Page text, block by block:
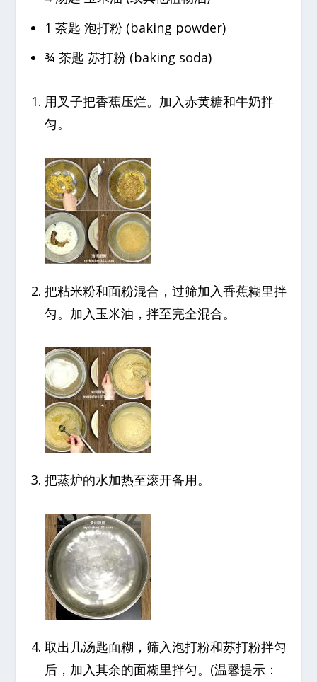
1 茶匙 泡打粉 (baking powder)
¾ 茶匙 苏打粉 (baking soda)
用叉子把香蕉压烂。加入赤黄糖和牛奶拌
匀。
把粘米粉和面粉混合，过筛加入香蕉糊里拌
匀。加入玉米油，拌至完全混合。
把蒸炉的水加热至滚开备用。
取出几汤匙面糊，筛入泡打粉和苏打粉拌匀
后，加入其余的面糊里拌匀。(温馨提示：